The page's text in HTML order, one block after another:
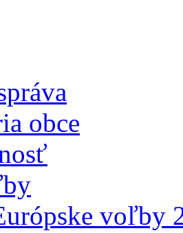
obce
voľby